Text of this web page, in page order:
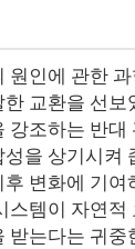
원인에 관한
교환을 선보
강조하는 반대
을 상기시켜
변화에 기여
스템이 자연적
받는다는 귀중